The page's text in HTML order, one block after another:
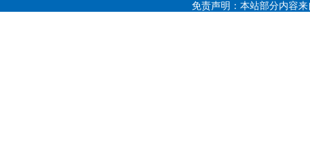
免责声明：本站部分内容